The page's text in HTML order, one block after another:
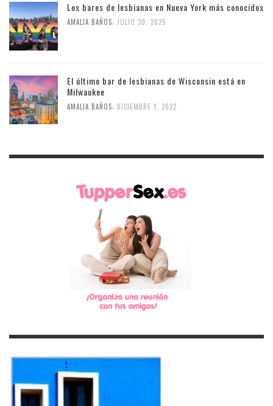
Los bares de lesbianas en Nueva York más conocidos
AMALIA BAÑOS JULIO 30, 2025
El último bar de lesbianas de Wisconsin está en
Milwaukee
AMALIA BAÑOS DICIEMBRE 1, 2022